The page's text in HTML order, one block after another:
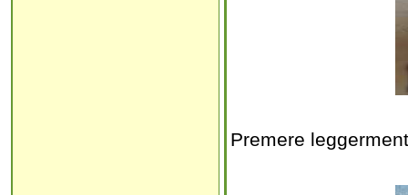
Premere